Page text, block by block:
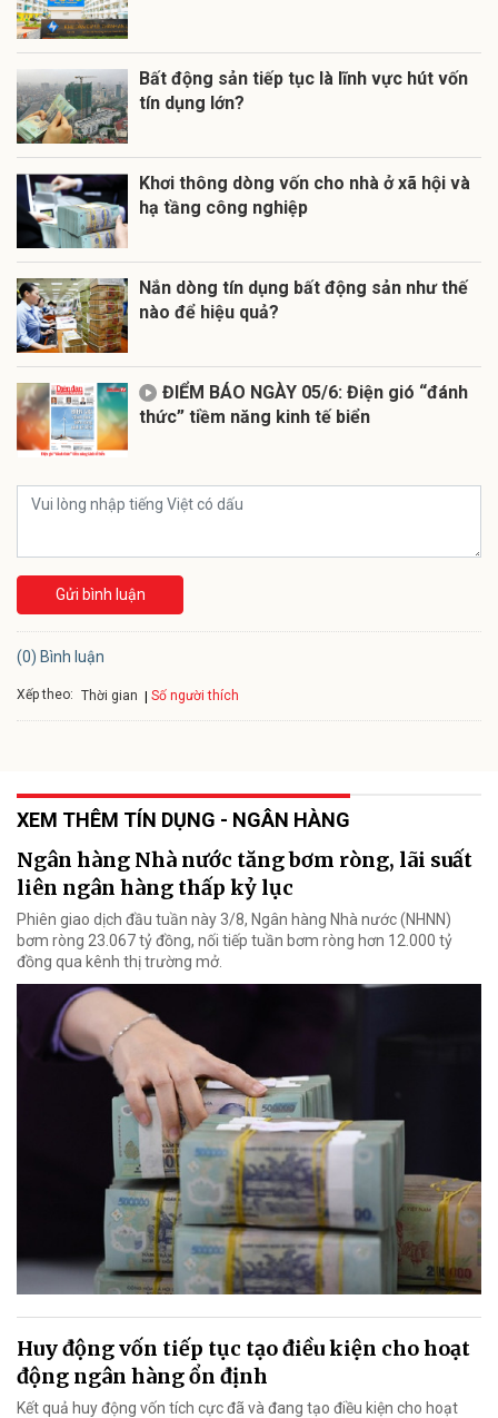
Bất động sản tiếp tục là lĩnh vực hút vốn
tín dụng lớn?
Khơi thông dòng vốn cho nhà ở xã hội và
hạ tầng công nghiệp
Nắn dòng tín dụng bất động sản như thế
nào để hiệu quả?
ĐIỂM BÁO NGÀY 05/6: Điện gió “đánh
thức” tiềm năng kinh tế biển
Gửi bình luận
(0) Bình luận
Xếp theo: Thời gian Số người thích
XEM THÊM TÍN DỤNG - NGÂN HÀNG
Ngân hàng Nhà nước tăng bơm ròng, lãi suất
liên ngân hàng thấp kỷ lục
Phiên giao dịch đầu tuần này 3/8, Ngân hàng Nhà nước (NHNN)
bơm ròng 23.067 tỷ đồng, nối tiếp tuần bơm ròng hơn 12.000 tỷ
đồng qua kênh thị trường mở.
Huy động vốn tiếp tục tạo điều kiện cho hoạt
động ngân hàng ổn định
Kết quả huy động vốn tích cực đã và đang tạo điều kiện cho hoạt